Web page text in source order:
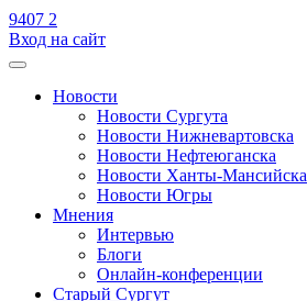
9407 2
Вход на сайт
Новости
Новости Сургута
Новости Нижневартовска
Новости Нефтеюганска
Новости Ханты-Мансийска
Новости Югры
Мнения
Интервью
Блоги
Онлайн-конференции
Старый Сургут